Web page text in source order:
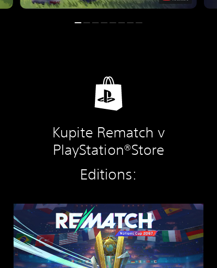
Kupite Rematch v
PlayStation®Store
Editions:
R
E
M
A
T
C
H